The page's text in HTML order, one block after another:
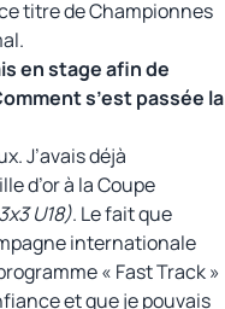
titre de Championnes
en stage afin de
s’est passée la
J’avais déjà
d’or à la Coupe
U18). Le fait que
internationale
« Fast Track »
et que je pouvais